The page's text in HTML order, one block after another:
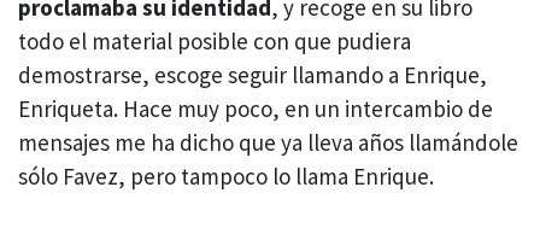
proclamaba su identidad, y recoge en su libro
todo el material posible con que pudiera
demostrarse, escoge seguir llamando a Enrique,
Enriqueta. Hace muy poco, en un intercambio de
mensajes me ha dicho que ya lleva años llamándole
sólo Favez, pero tampoco lo llama Enrique.